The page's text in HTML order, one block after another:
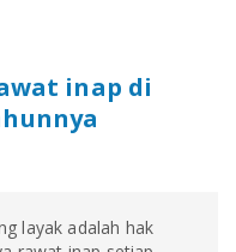
inap di
layak adalah hak